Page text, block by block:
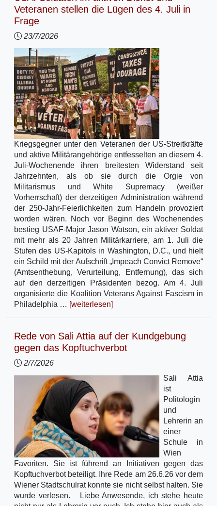
Veteranen stellen die Lügen des 4. Juli in
Frage
23/7/2026
Kriegsgegner unter den Veteranen der US-Streitkräfte
und aktive Militärangehörige entfesselten an diesem 4.
Juli-Wochenende ihren breitesten Widerstand seit
Jahrzehnten, als ob sie durch die Orgie von
Militarismus und White Supremacy (weißer
Vorherrschaft) der derzeitigen Administration während
der 250-Jahr-Feierlichkeiten zum Handeln provoziert
worden wären. Noch vor Beginn des Wochenendes
bestieg USAF-Major Jason Watson, ein aktiver Soldat
mit mehr als 20 Jahren Militärkarriere, am 1. Juli die
Stufen des US-Kapitols in Washington, D.C., und hielt
ein Schild mit der Aufschrift „Impeach Convict Remove“
(Amtsenthebung, Verurteilung, Entfernung), das sich
auf den derzeitigen Präsidenten bezog. Am 4. Juli
organisierte die Koalition Veterans Against Fascism in
Philadelphia … [weiterlesen]
Rede von Sali Attia auf der Kundgebung
gegen das Kopftuchverbot
2/7/2026
Sali Attia
ist
Politologin
und
Lehrerin an
einer
Schule in
Wien
Favoriten. Sie ist führend an Initiativen gegen das
Kopftuchverbot beteiligt. Ihre Rede am 26.6.26 vor dem
Wiener Stadtschulrat konnte sie nicht selbst halten. Sie
wurde verlesen. Liebe Anwesende, ich stehe heute